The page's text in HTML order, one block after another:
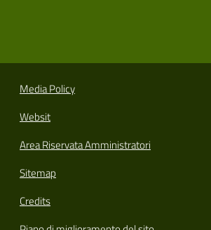
Media Policy
Websit
Area Riservata Amministratori
Sitemap
Credits